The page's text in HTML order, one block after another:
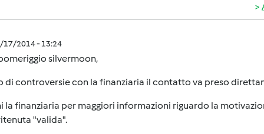
17/2014 - 13:24
silvermoon,
di controversie con la finanziaria il contatto va preso
la finanziaria per maggiori informazioni riguardo la
"valida".